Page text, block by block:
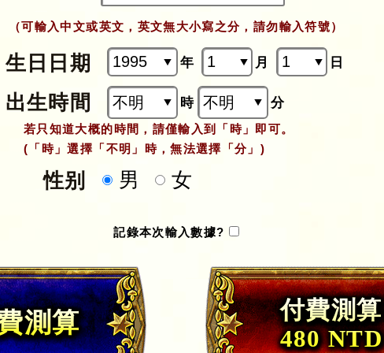
（可輸入中文或英文，英文無大小寫之分，請勿輸入符號）
生日日期 年 月 日
出生時間 時 分
若只知道大概的時間，請僅輸入到「時」即可。
(「時」選擇「不明」時，無法選擇「分」)
性别 男 女
記錄本次輸入數據?
測算
付費測算
480 NTD